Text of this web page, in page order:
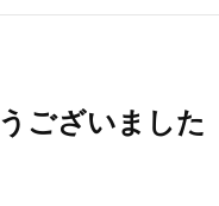
ございました